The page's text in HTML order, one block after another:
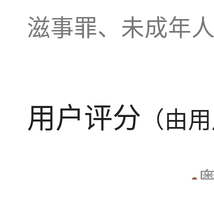
滋事罪、未成年
用户评分 （由